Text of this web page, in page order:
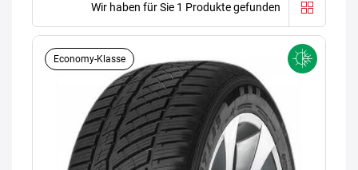
Wir haben für Sie 1 Produkte gefunden
Economy-Klasse